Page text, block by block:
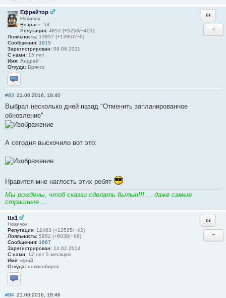
Ефрейтор
Новичок
Возраст: 53
Репутация: 4852 (+5253/−401)
Лояльность: 13957 (+13957/−0)
Сообщения: 1615
Зарегистрирован: 08.08.2011
С нами: 15 лет
Имя: Андрей
Откуда: Брянск
Отправить личное сообщение
−
#83 21.06.2016, 18:40
Выбрал несколько дней назад "Отменить запланированное
обновление"
А сегодня выскочило вот это:
Нравится мне наглость этих ребят
Мы рождены, чтоб сказки сделать былью!!! ... даже самые
страшные ...
ttx1
Новичок
Репутация: 12463 (+12505/−42)
Лояльность: 5952 (+6038/−86)
Сообщения: 1667
Зарегистрирован: 14.02.2014
С нами: 12 лет 5 месяцев
Имя: юрий
Откуда: новосибирск
Отправить личное сообщение
−
#84 21.06.2016, 18:46